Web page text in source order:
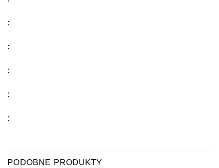
:
:
:
:
:
PODOBNE PRODUKTY